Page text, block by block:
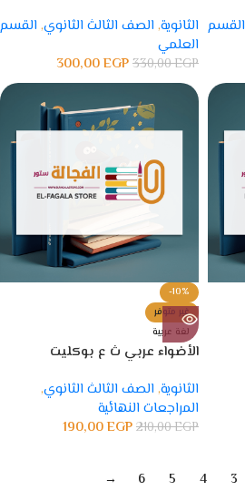
القسم الثانوية, الصف الثالث الثانوي, القسم
العلمي
330,00EGP
300,00EGP
-10%
غير متوفر
لغة عربية
الأضواء عربي ث ع بوكليت
الثانوية, الصف الثالث الثانوي,
المراجعات النهائية
210,00EGP
190,00EGP
3
4
5
6
→